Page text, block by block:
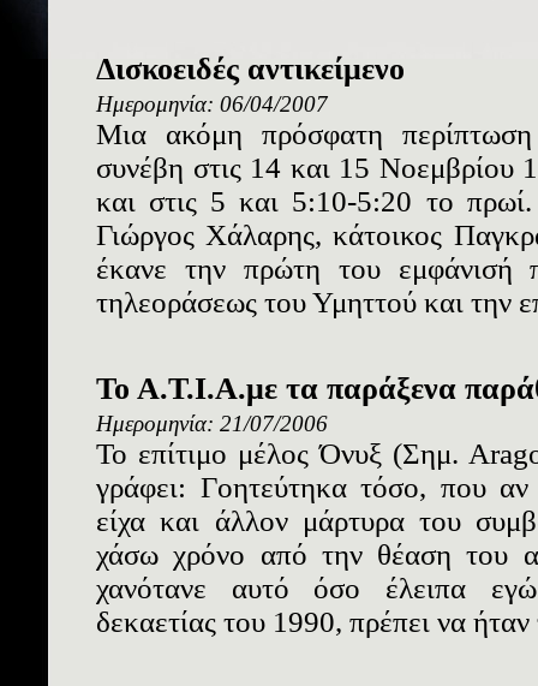
Δισκοειδές αντικείμενο
Ημερομηνία: 06/04/2007
Μια ακόμη πρόσφατη
συνέβη στις 14 και 15 Νοεμβρίου
και στις 5 και 5:10-5:20 το
Γιώργος Χάλαρης, κάτοικος
έκανε την πρώτη του εμφάνισή
τηλεοράσεως του Υμηττού και την
To A.T.I.A.με τα παράξενα
Ημερομηνία: 21/07/2006
Το επίτιμο μέλος Όνυξ (Σημ.
γράφει: Γοητεύτηκα τόσο, που
είχα και άλλον μάρτυρα του
χάσω χρόνο από την θέαση του
χανότανε αυτό όσο έλειπα
δεκαετίας του 1990, πρέπει να